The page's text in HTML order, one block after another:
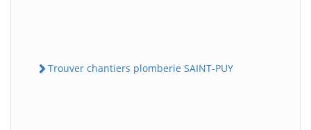
Trouver chantiers plomberie SAINT-PUY